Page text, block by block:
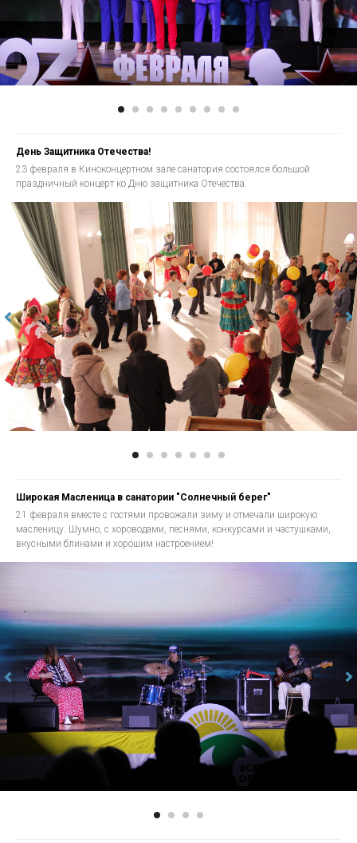
День Защитника Отечества!
23 февраля в Киноконцертном зале санатория состоялся большой
праздничный концерт ко Дню защитника Отечества.
Широкая Масленица в санатории "Солнечный берег"
21 февраля вместе с гостями провожали зиму и отмечали широкую
масленицу. Шумно, с хороводами, песнями, конкурсами и частушками,
вкусными блинами и хорошим настроением!